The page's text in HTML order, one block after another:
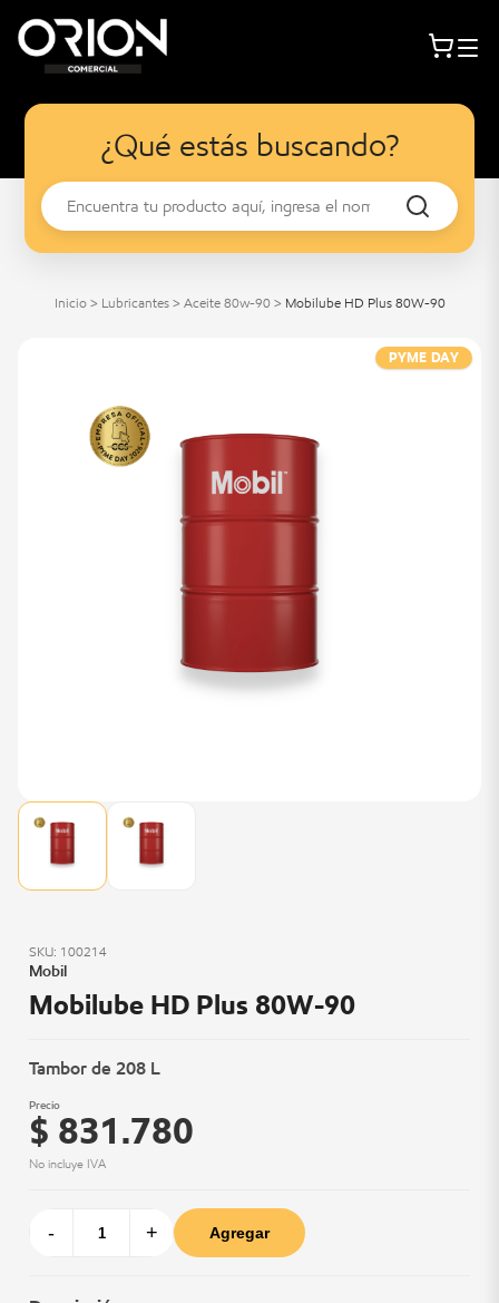
¿Qué estás buscando?
Inicio > Lubricantes > Aceite 80w-90 > Mobilube HD Plus 80W-90
PYME DAY
SKU: 100214
Mobil
Mobilube HD Plus 80W-90
Tambor de 208 L
Precio
$ 831.780
No incluye IVA
- + Agregar